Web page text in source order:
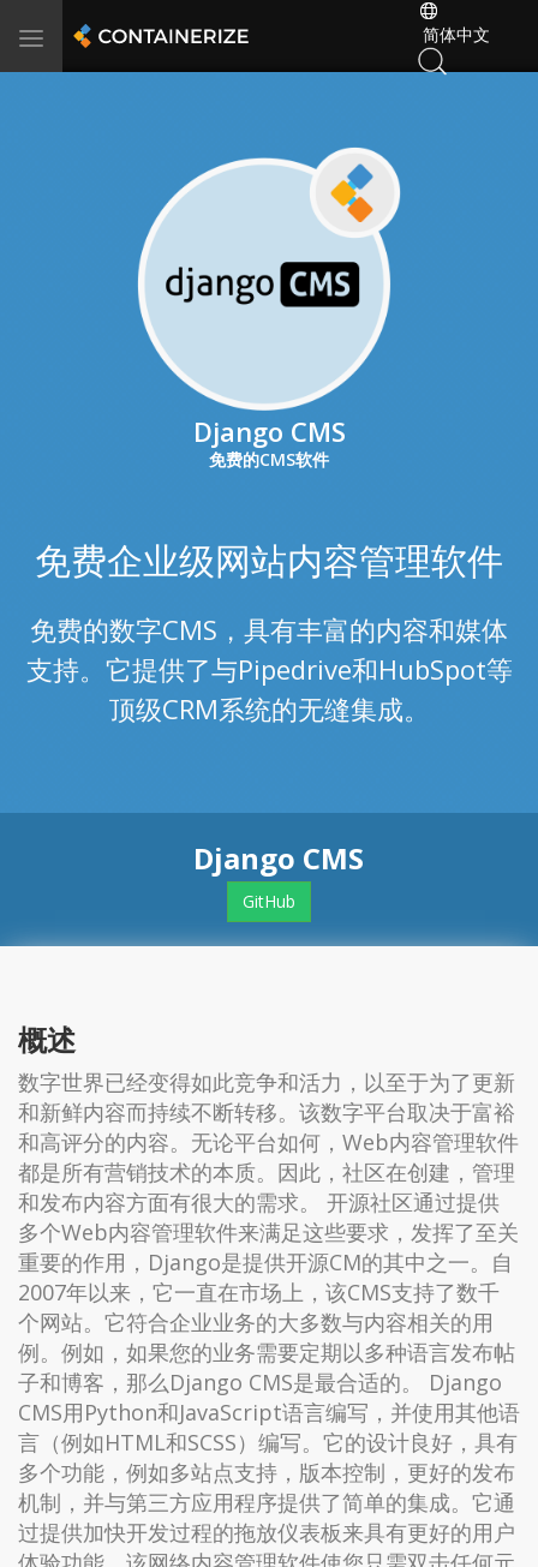
Toggle
简体中文
Django CMS
免费的CMS软件
免费企业级网站内容管理软件
免费的数字CMS，具有丰富的内容和媒体
支持。它提供了与Pipedrive和HubSpot等
顶级CRM系统的无缝集成。
Django CMS
GitHub
概述
数字世界已经变得如此竞争和活力，以至于为了更新
和新鲜内容而持续不断转移。该数字平台取决于富裕
和高评分的内容。无论平台如何，Web内容管理软件
都是所有营销技术的本质。因此，社区在创建，管理
和发布内容方面有很大的需求。 开源社区通过提供
多个Web内容管理软件来满足这些要求，发挥了至关
重要的作用，Django是提供开源CM的其中之一。自
2007年以来，它一直在市场上，该CMS支持了数千
个网站。它符合企业业务的大多数与内容相关的用
例。例如，如果您的业务需要定期以多种语言发布帖
子和博客，那么Django CMS是最合适的。 Django
CMS用Python和JavaScript语言编写，并使用其他语
言（例如HTML和SCSS）编写。它的设计良好，具有
多个功能，例如多站点支持，版本控制，更好的发布
机制，并与第三方应用程序提供了简单的集成。它通
过提供加快开发过程的拖放仪表板来具有更好的用户